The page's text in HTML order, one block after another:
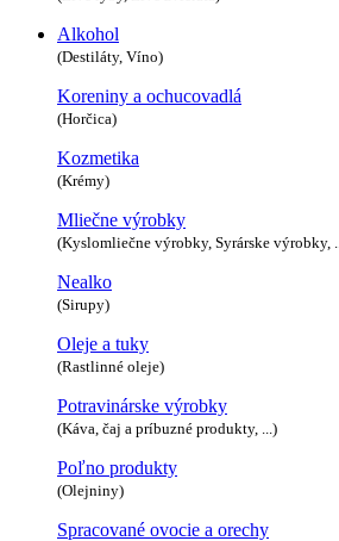
Alkohol
(Destiláty, Víno)
Koreniny a ochucovadlá
(Horčica)
Kozmetika
(Krémy)
Mliečne výrobky
(Kyslomliečne výrobky, Syrárske výrobky,
Nealko
(Sirupy)
Oleje a tuky
(Rastlinné oleje)
Potravinárske výrobky
(Káva, čaj a príbuzné produkty, ...)
Poľno produkty
(Olejniny)
Spracované ovocie a orechy